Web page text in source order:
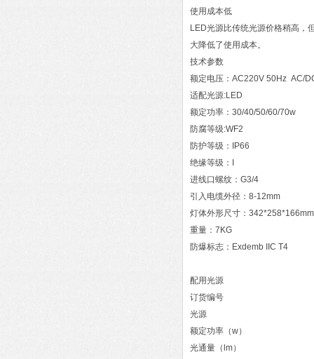
使用成本低
LED光源比传统光源价格稍高，
大降低了使用成本。
技术参数
额定电压：AC220V 50Hz AC/
适配光源:LED
额定功率：30/40/50/60/70w
防腐等级:WF2
防护等级：IP66
绝缘等级：I
进线口螺纹：G3/4
引入电缆外径：8-12mm
灯体外形尺寸：342*258*166mm
重量：7KG
防爆标志：Exdemb IIC T4
配用光源
订货编号
光源
额定功率（w）
光通量（lm）